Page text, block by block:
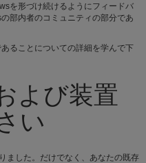
を形づけ続けるようにフィードバ
部内者のコミュニティの部分であ
ることについての詳細を学んで下
よび装置
い
ました。だけでなく、あなたの既存